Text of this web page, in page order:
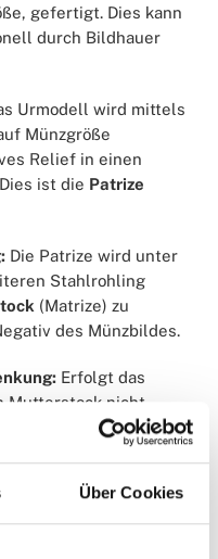
Über Cookies
gefertigt. Dies kann
durch Bildhauer
Urmodell wird mittels
Münzgröße
Relief in einen
ist die Patrize
Die Patrize wird unter
Stahlrohling
(Matrize) zu
des Münzbildes.
Erfolgt das
Mutterstock nicht
sich der Vorgang
oder Drehung,
Mutterstock